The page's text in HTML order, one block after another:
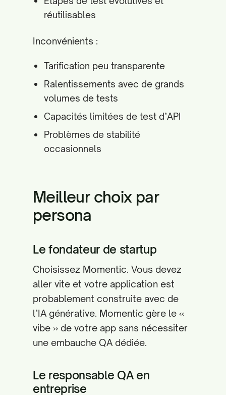
réutilisables
Inconvénients :
Tarification peu transparente
Ralentissements avec de grands
volumes de tests
Capacités limitées de test d’API
Problèmes de stabilité
occasionnels
Meilleur choix par
persona
Le fondateur de startup
Choisissez Momentic. Vous devez
aller vite et votre application est
probablement construite avec de
l’IA générative. Momentic gère le «
vibe » de votre app sans nécessiter
une embauche QA dédiée.
Le responsable QA en
entreprise